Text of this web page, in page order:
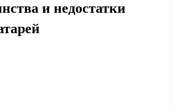
и недостатки